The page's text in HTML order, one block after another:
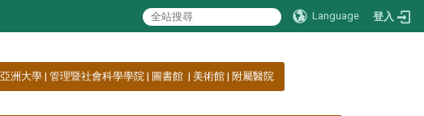
Language 登入
亞洲大學 | 管理暨社會科學學院 | 圖書館 | 美術館 | 附屬醫院